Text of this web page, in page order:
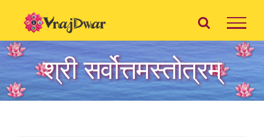
content
श्री सर्वोत्तमस्तोत्रम्